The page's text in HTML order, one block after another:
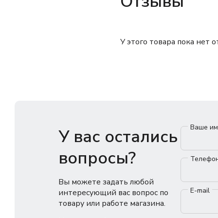
У этого товара пока нет
У вас остались
вопросы?
Вы можете задать любой
интересующий вас вопрос по
товару или работе магазина.
Ваше
E-mail